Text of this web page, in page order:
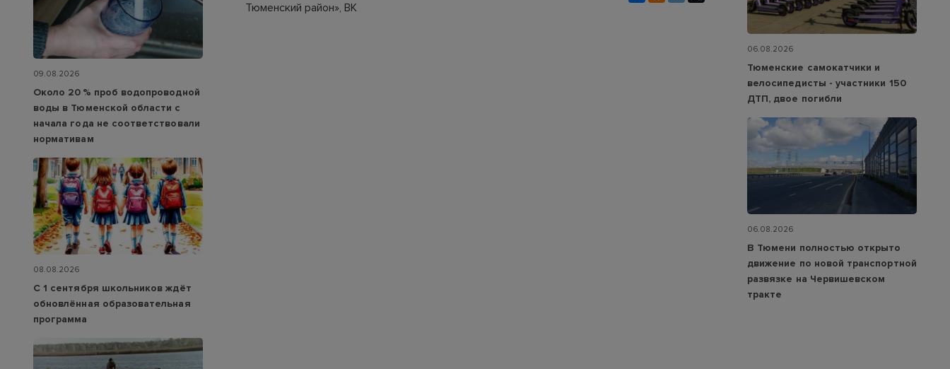
Тюменский район», ВК
09.08.2026
Около 20 % проб водопроводной
воды в Тюменской области с
начала года не соответствовали
нормативам
08.08.2026
С 1 сентября школьников ждёт
обновлённая образовательная
программа
06.08.2026
Тюменские самокатчики и
велосипедисты - участники 150
ДТП, двое погибли
06.08.2026
В Тюмени полностью открыто
движение по новой транспортной
развязке на Червишевском
тракте